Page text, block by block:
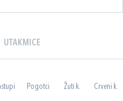
UTAKMICE
Pogotci Žuti k. Crveni k.